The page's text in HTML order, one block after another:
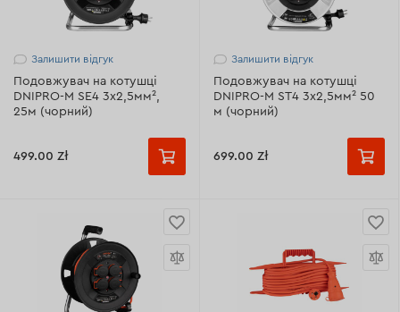
Залишити відгук
Подовжувач на котушці
DNIPRO-M SE4 3х2,5мм²,
25м (чорний)
499.00 Zł
Залишити відгук
Подовжувач на котушці
DNIPRO-M ST4 3x2,5мм² 50
м (чорний)
699.00 Zł